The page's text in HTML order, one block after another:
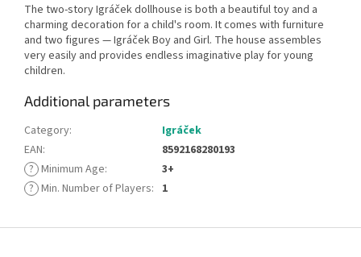
The two-story Igráček dollhouse is both a beautiful toy and a
charming decoration for a child's room. It comes with furniture
and two figures — Igráček Boy and Girl. The house assembles
very easily and provides endless imaginative play for young
children.
Additional parameters
Category:
Igráček
EAN:
8592168280193
? Minimum Age:
3+
? Min. Number of Players: 1